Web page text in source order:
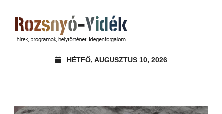
HÉTFŐ, AUGUSZTUS 10, 2026